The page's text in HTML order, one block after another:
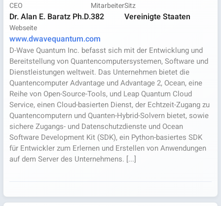
CEO
Dr. Alan E. Baratz Ph.D.
Mitarbeiter
382
Sitz
Vereinigte Staaten
Webseite
www.dwavequantum.com
D-Wave Quantum Inc. befasst sich mit der Entwicklung und
Bereitstellung von Quantencomputersystemen, Software und
Dienstleistungen weltweit. Das Unternehmen bietet die
Quantencomputer Advantage und Advantage 2, Ocean, eine
Reihe von Open-Source-Tools, und Leap Quantum Cloud
Service, einen Cloud-basierten Dienst, der Echtzeit-Zugang zu
Quantencomputern und Quanten-Hybrid-Solvern bietet, sowie
sichere Zugangs- und Datenschutzdienste und Ocean
Software Development Kit (SDK), ein Python-basiertes SDK
für Entwickler zum Erlernen und Erstellen von Anwendungen
auf dem Server des Unternehmens. [...]